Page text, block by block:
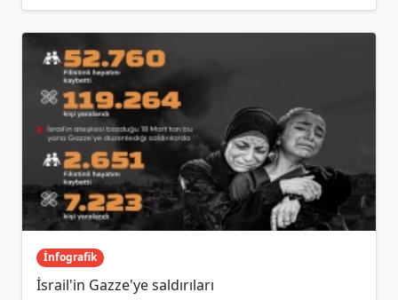
İnfografik
İsrail'in Gazze'ye saldırıları